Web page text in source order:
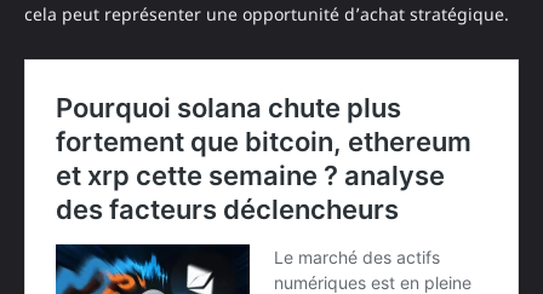
cela peut représenter une opportunité d’achat stratégique.